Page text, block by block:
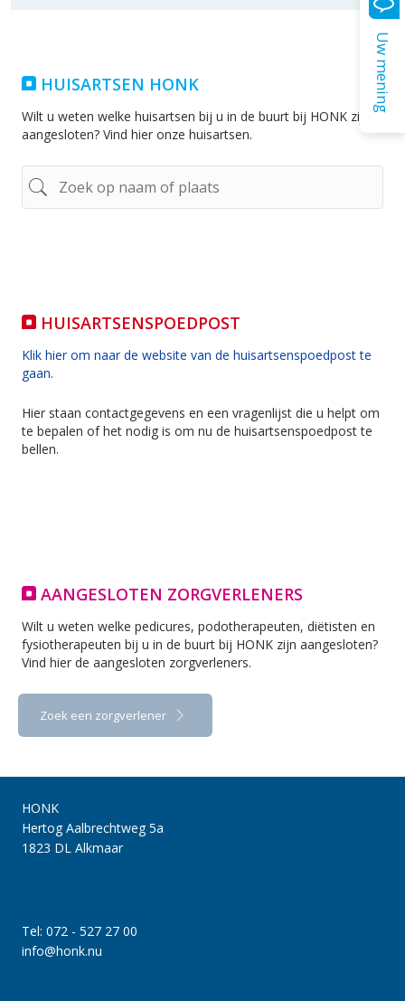
Uw mening
HUISARTSEN HONK
Wilt u weten welke huisartsen bij u in de buurt bij HONK zijn
aangesloten? Vind hier onze huisartsen.
HUISARTSENSPOEDPOST
Klik hier om naar de website van de huisartsenspoedpost te
gaan.
Hier staan contactgegevens en een vragenlijst die u helpt om
te bepalen of het nodig is om nu de huisartsenspoedpost te
bellen.
AANGESLOTEN ZORGVERLENERS
Wilt u weten welke pedicures, podotherapeuten, diëtisten en
fysiotherapeuten bij u in de buurt bij HONK zijn aangesloten?
Vind hier de aangesloten zorgverleners.
Zoek een zorgverlener
HONK
Hertog Aalbrechtweg 5a
1823 DL Alkmaar
Tel: 072 - 527 27 00
info@honk.nu